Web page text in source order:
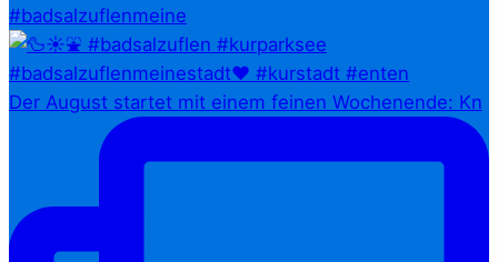
#badsalzuflenmeine
Der August startet mit einem feinen Wochenende: Kn